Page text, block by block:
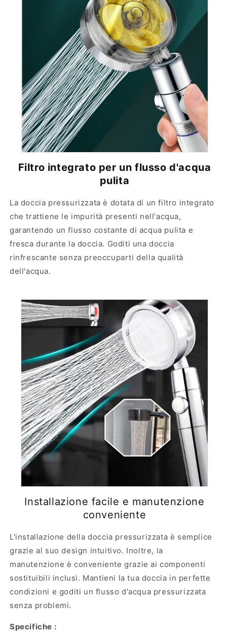
Filtro integrato per un flusso d'acqua
pulita
La doccia pressurizzata è dotata di un filtro integrato
che trattiene le impurità presenti nell'acqua,
garantendo un flusso costante di acqua pulita e
fresca durante la doccia. Goditi una doccia
rinfrescante senza preoccuparti della qualità
dell'acqua.
Installazione facile e manutenzione
conveniente
L'installazione della doccia pressurizzata è semplice
grazie al suo design intuitivo. Inoltre, la
manutenzione è conveniente grazie ai componenti
sostituibili inclusi. Mantieni la tua doccia in perfette
condizioni e goditi un flusso d'acqua pressurizzata
senza problemi.
Specifiche :